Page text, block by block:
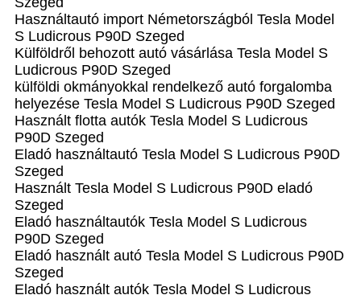
Használtautó import Németországból Tesla Model
S Ludicrous P90D Szeged
Külföldről behozott autó vásárlása Tesla Model S
Ludicrous P90D Szeged
külföldi okmányokkal rendelkező autó forgalomba
helyezése Tesla Model S Ludicrous P90D Szeged
Használt flotta autók Tesla Model S Ludicrous
P90D Szeged
Eladó használtautó Tesla Model S Ludicrous P90D
Szeged
Használt Tesla Model S Ludicrous P90D eladó
Szeged
Eladó használtautók Tesla Model S Ludicrous
P90D Szeged
Eladó használt autó Tesla Model S Ludicrous P90D
Szeged
Eladó használt autók Tesla Model S Ludicrous